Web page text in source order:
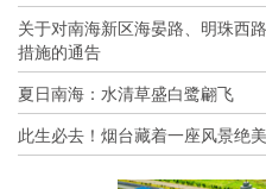
关于对南海新区海晏路、明珠西
措施的通告
夏日南海：水清草盛白鹭翩飞
此生必去！烟台藏着一座风景绝